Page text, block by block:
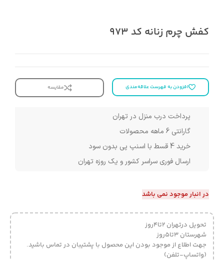
کفش چرم زنانه کد 973
افزودن به فهرست علاقه‌مندی مقایسه
پرداخت درب منزل در تهران
گارانتی 6 ماهه محصولات
خرید 4 قسط با اسنپ پی بدون سود
ارسال فوری سراسر کشور و یک روزه تهران
در انبار موجود نمی باشد
تحویل درتهران 2تا4روز
شهرستان 3تا5روز
جهت اطلاع از موجود بودن این محصول با پشتیبان در تماس باشید.
(واتساپ-تلفن)